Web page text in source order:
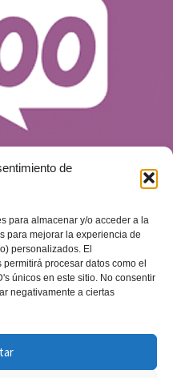
de
para almacenar y/o acceder a la
para mejorar la experiencia de
personalizados. El
procesar datos como el
únicos en este sitio. No consentir
negativamente a ciertas
y por qué es una
online?